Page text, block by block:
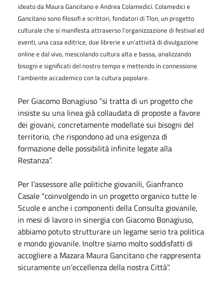
ideato da Maura Gancitano e Andrea Colamedici. Colamedici e
Gancitano sono filosofi e scrittori, fondatori di Tlon, un progetto
culturale che si manifesta attraverso l’organizzazione di festival ed
eventi, una casa editrice, due librerie e un’attività di divulgazione
online e dal vivo, mescolando cultura alta e bassa, analizzando
bisogni e significati del nostro tempo e mettendo in connessione
l’ambiente accademico con la cultura popolare.
Per Giacomo Bonagiuso “si tratta di un progetto che
insiste su una linea già collaudata di proposte a favore
dei giovani, concretamente modellate sui bisogni del
territorio, che rispondono ad una esigenza di
formazione delle possibilità infinite legate alla
Restanza”.
Per l’assessore alle politiche giovanili, Gianfranco
Casale “coinvolgendo in un progetto organico tutte le
Scuole e anche i componenti della Consulta giovanile,
in mesi di lavoro in sinergia con Giacomo Bonagiuso,
abbiamo potuto strutturare un legame serio tra politica
e mondo giovanile. Inoltre siamo molto soddisfatti di
accogliere a Mazara Maura Gancitano che rappresenta
sicuramente un’eccellenza della nostra Città”.